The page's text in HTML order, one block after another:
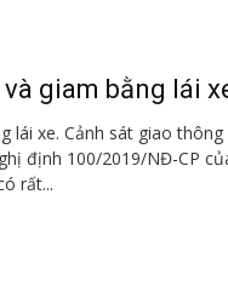
giam bằng lái
lái xe. Cảnh sát giao thông
định 100/2019/NĐ-CP
rất...